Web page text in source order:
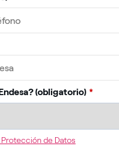
(obligatorio) *
de Datos